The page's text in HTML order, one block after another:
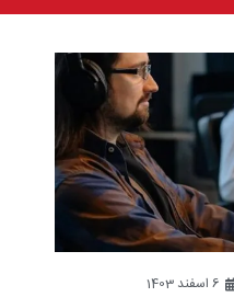
6 اسفند 1403